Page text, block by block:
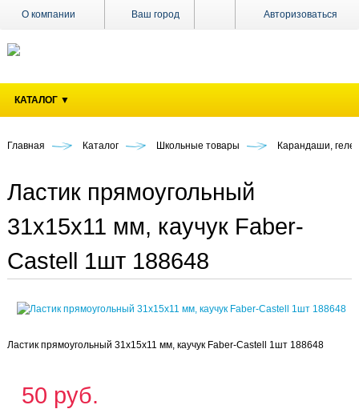
Ваш город Авторизоваться
О компании
Поставщикам
магазины
Акции
Контакты
КАТАЛОГ ▼
Главная Каталог Школьные товары Карандаши,
Ластик прямоугольный
31х15х11 мм, каучук Faber-
Castell 1шт 188648
Ластик прямоугольный 31х15х11 мм, каучук Faber-Castell 1шт 188648
50 руб.